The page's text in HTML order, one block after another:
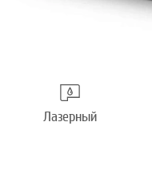
Лазерный